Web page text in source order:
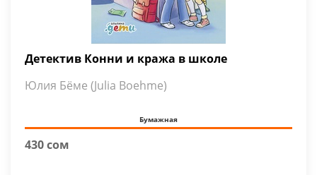
Детектив Конни и кража в школе
Юлия Бёме (Julia Boehme)
Бумажная
430 сом